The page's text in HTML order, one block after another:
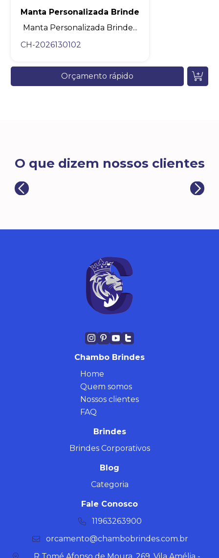
Manta Personalizada Brinde
Manta Personalizada Brinde...
CH-2026130102
Orçamento rápido
O que dizem nossos clientes
Chambo Brindes
Home
Quem somos
Nossos clientes
FAQ
Brindes
Brindes Corporativos
Blog
Categoria
Fale Conosco
11963263900
orcamento@chambobrindes.com.br